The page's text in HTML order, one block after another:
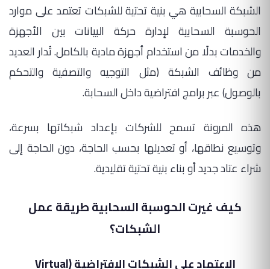
الشبكة السحابية هي بنية تحتية للشبكات تعتمد على موارد
الحوسبة السحابية لإدارة حركة البيانات بين الأجهزة
والخدمات بدلًا من استخدام أجهزة مادية بالكامل. تُدار العديد
من وظائف الشبكة (مثل التوجيه والتصفية والتحكم
بالوصول) عبر برامج افتراضية داخل السحابة.
هذه المرونة تسمح للشركات بإعداد شبكاتها بسرعة،
وتوسيع نطاقها، أو تعديلها بحسب الحاجة، دون الحاجة إلى
شراء عتاد جديد أو بناء بنية تحتية تقليدية.
كيف غيرت الحوسبة السحابية طريقة عمل
الشبكات؟
الاعتماد على الشبكات الافتراضية (Virtual